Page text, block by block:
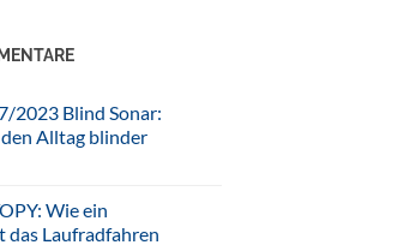
2023 Blind Sonar:
Alltag blinder
Wie ein
das Laufradfahren